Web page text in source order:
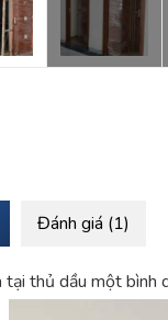
Đánh giá (1)
tại thủ dầu một bình